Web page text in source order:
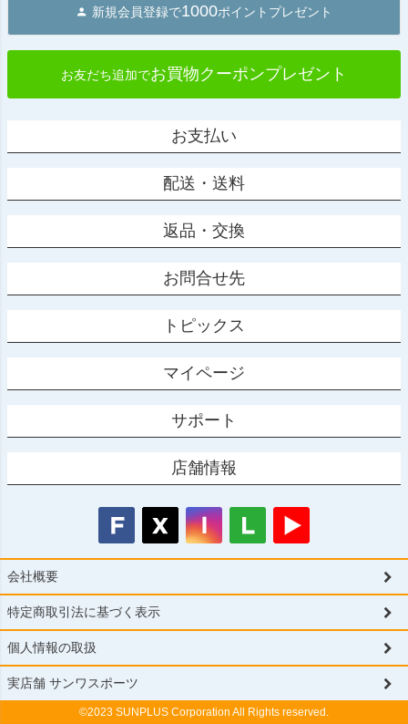
新規会員登録で1000ポイントプレゼント
お友だち追加でお買物クーポンプレゼント
お支払い
配送・送料
返品・交換
お問合せ先
トピックス
マイページ
サポート
店舗情報
会社概要
特定商取引法に基づく表示
個人情報の取扱
実店舗 サンワスポーツ
©2023 SUNPLUS Corporation All Rights reserved.